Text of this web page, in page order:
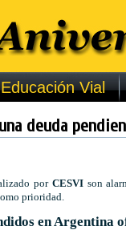
Educación Vial
deuda
por CESVI son
prioridad.
en Argentina